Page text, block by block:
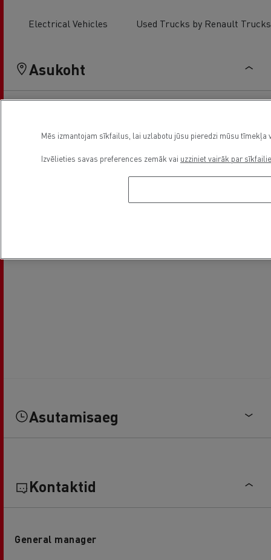
Electrical Vehicles Used Trucks by Renault Trucks
Asukoht
Asutamisaeg
Kontaktid
General manager
Mēs izmantojam sīkfailus, lai uzlabotu jūsu pieredzi mūsu
Izvēlieties savas preferences zemāk vai uzziniet vairāk par